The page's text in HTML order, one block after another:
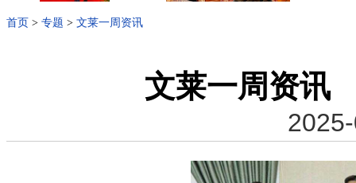
首页 > 专题 > 文莱一周资讯
文莱一周资讯